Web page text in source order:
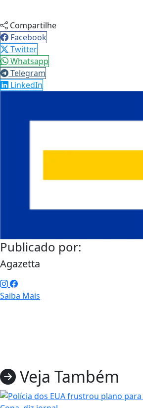
Compartilhe
Facebook
Twitter
Whatsapp
Telegram
LinkedIn
Publicado por:
Agazetta
Saiba Mais
Veja Também